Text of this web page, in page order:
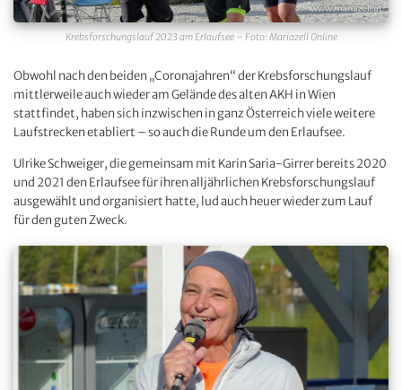
Krebsforschungslauf 2023 am Erlaufsee – Foto: Mariazell Online
Obwohl nach den beiden „Coronajahren“ der Krebsforschungslauf
mittlerweile auch wieder am Gelände des alten AKH in Wien
stattfindet, haben sich inzwischen in ganz Österreich viele weitere
Laufstrecken etabliert – so auch die Runde um den Erlaufsee.
Ulrike Schweiger, die gemeinsam mit Karin Saria-Girrer bereits 2020
und 2021 den Erlaufsee für ihren alljährlichen Krebsforschungslauf
ausgewählt und organisiert hatte, lud auch heuer wieder zum Lauf
für den guten Zweck.